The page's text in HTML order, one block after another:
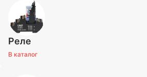
Реле
В каталог